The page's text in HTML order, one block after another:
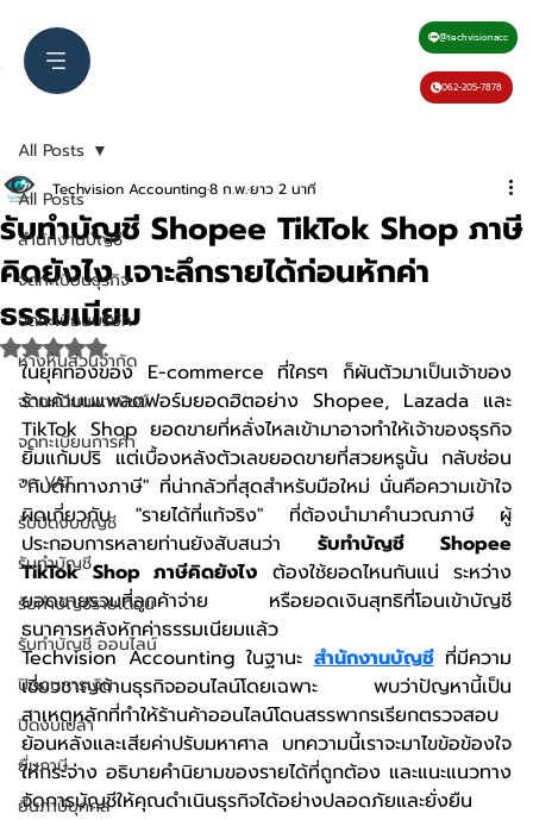
@techvisionacc
062-205-7878
All Posts
สำนักงานบัญชี
จดทะเบียนธุรกิจ
จดทะเบียนบริษัท
ห้างหุ้นส่วนจำกัด
จดทะเบียนพาณิชย์
จดทะเบียนการค้า
จด VAT
รับปิดงบบัญชี
รับทำบัญชี
รับทำบัญชีรายเดือน
รับทำบัญชี ออนไลน์
ปิดงบการเงิน
ปิดงบเปล่า
ยื่นภาษี
ยื่นภาษีบุคคล
All Posts
รับทำบัญชี Shopee TikTok Shop ภาษี
คิดยังไง เจาะลึกรายได้ก่อนหักค่า
ธรรมเนียม
Techvision Accounting8 ก.พ.ยาว 2 นาที
ได้รับ NaN เต็ม 5 ดาว
ในยุคทองของ E-commerce ที่ใครๆ ก็ผันตัวมาเป็นเจ้าของ
ร้านค้าบนแพลตฟอร์มยอดฮิตอย่าง Shopee, Lazada และ
TikTok Shop ยอดขายที่หลั่งไหลเข้ามาอาจทำให้เจ้าของธุรกิจ
ยิ้มแก้มปริ แต่เบื้องหลังตัวเลขยอดขายที่สวยหรูนั้น กลับซ่อน
"กับดักทางภาษี" ที่น่ากลัวที่สุดสำหรับมือใหม่ นั่นคือความเข้าใจ
ผิดเกี่ยวกับ "รายได้ที่แท้จริง" ที่ต้องนำมาคำนวณภาษี ผู้
ประกอบการหลายท่านยังสับสนว่า รับทำบัญชี Shopee
TikTok Shop ภาษีคิดยังไง ต้องใช้ยอดไหนกันแน่ ระหว่าง
ยอดขายรวมที่ลูกค้าจ่าย หรือยอดเงินสุทธิที่โอนเข้าบัญชี
ธนาคารหลังหักค่าธรรมเนียมแล้ว
Techvision Accounting ในฐานะ สำนักงานบัญชี ที่มีความ
เชี่ยวชาญด้านธุรกิจออนไลน์โดยเฉพาะ พบว่าปัญหานี้เป็น
สาเหตุหลักที่ทำให้ร้านค้าออนไลน์โดนสรรพากรเรียกตรวจสอบ
ย้อนหลังและเสียค่าปรับมหาศาล บทความนี้เราจะมาไขข้อข้องใจ
ให้กระจ่าง อธิบายคำนิยามของรายได้ที่ถูกต้อง และแนะแนวทาง
จัดการบัญชีให้คุณดำเนินธุรกิจได้อย่างปลอดภัยและยั่งยืน